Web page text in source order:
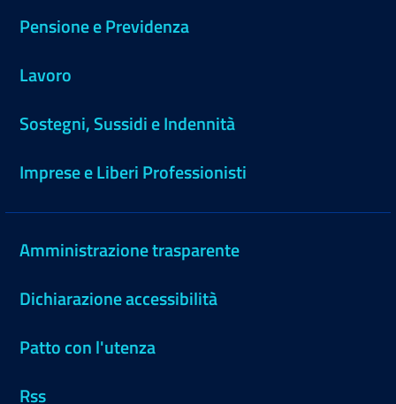
Pensione e Previdenza
Lavoro
Sostegni, Sussidi e Indennità
Imprese e Liberi Professionisti
Amministrazione trasparente
Dichiarazione accessibilità
Patto con l'utenza
Rss